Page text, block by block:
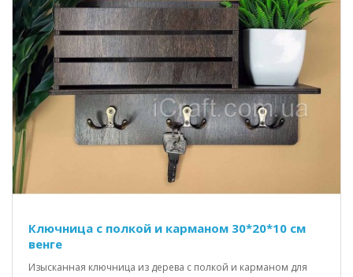
Ключница с полкой и карманом 30*20*10 см
венге
Изысканная ключница из дерева с полкой и карманом для